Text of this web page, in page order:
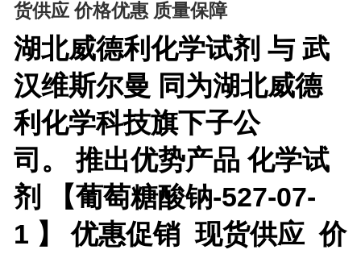
货供应 价格优惠 质量保障
湖北威德利化学试剂 与 武
汉维斯尔曼 同为湖北威德
利化学科技旗下子公
司。推出优势产品 化学试
剂 【葡萄糖酸钠-527-07-
1 】 优惠促销 现货供应 价